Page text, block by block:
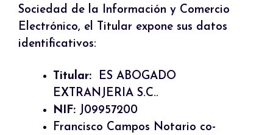
Sociedad de la Información y Comercio
Electrónico, el Titular expone sus datos
identificativos:
Titular: ES ABOGADO
EXTRANJERIA S.C..
NIF: J09957200
Francisco Campos Notario co-